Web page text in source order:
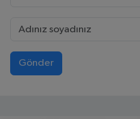
Gönder